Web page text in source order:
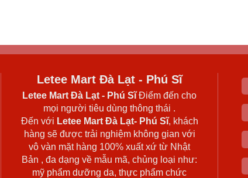
Letee Mart Đà Lạt - Phú Sĩ
Letee Mart Đà Lạt - Phú SĩĐiểm đến cho
mọi người tiêu dùng thông thái .
Đến với Letee Mart Đà Lạt- Phú Sĩ, khách
hàng sẽ được trải nghiệm không gian với
vô vàn mặt hàng 100% xuất xứ từ Nhật
Bản , đa dạng về mẫu mã, chủng loại như:
mỹ phẩm dưỡng da, thực phẩm chức